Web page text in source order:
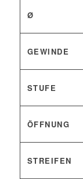
Ø
GEWINDE
STUFE
ÖFFNUNG
STREIFEN